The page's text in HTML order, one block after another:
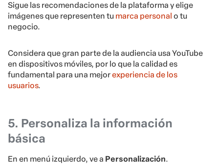
Sigue las recomendaciones de la plataforma y elige
imágenes que representen tu marca personal o tu
negocio.
Considera que gran parte de la audiencia usa YouTube
en dispositivos móviles, por lo que la calidad es
fundamental para una mejorexperiencia de los
usuarios.
5. Personaliza la información
básica
En en menú izquierdo, ve a Personalización.